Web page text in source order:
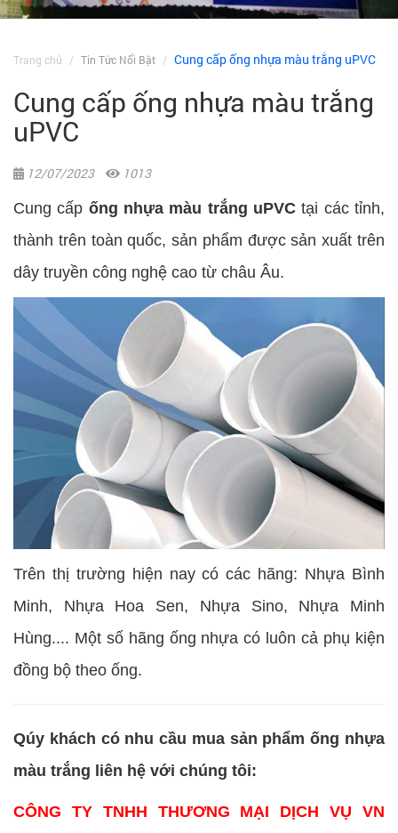
Trang chủ Tin Tức Nổi Bật Cung cấp ống nhựa màu trắng uPVC
Cung cấp ống nhựa màu trắng
uPVC
12/07/2023 1013
Cung cấp ống nhựa màu trắng uPVC tại các tỉnh,
thành trên toàn quốc, sản phẩm được sản xuất trên
dây truyền công nghệ cao từ châu Âu.
Trên thị trường hiện nay có các hãng: Nhựa Bình
Minh, Nhựa Hoa Sen, Nhựa Sino, Nhựa Minh
Hùng.... Một số hãng ống nhựa có luôn cả phụ kiện
đồng bộ theo ống.
Qúy khách có nhu cầu mua sản phẩm ống nhựa
màu trắng liên hệ với chúng tôi:
CÔNG TY TNHH THƯƠNG MẠI DỊCH VỤ VN